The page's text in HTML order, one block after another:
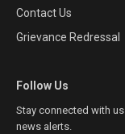
Contact Us
Grievance Redressal
Follow Us
Stay connected with
news alerts.